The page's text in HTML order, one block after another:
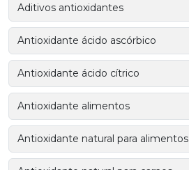
Aditivos antioxidantes
Antioxidante ácido ascórbico
Antioxidante ácido cítrico
Antioxidante alimentos
Antioxidante natural para alimentos